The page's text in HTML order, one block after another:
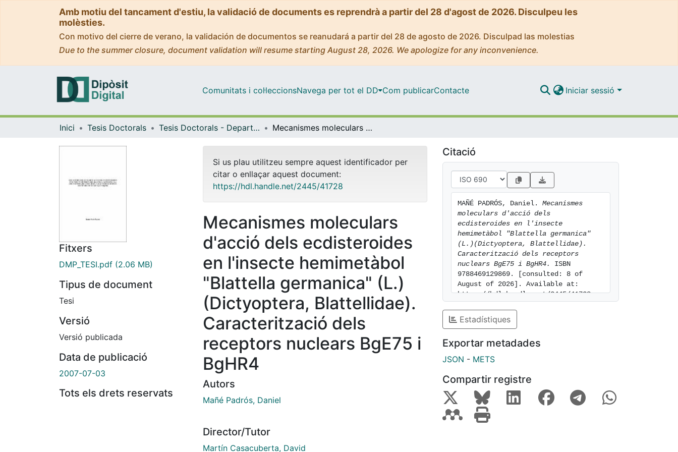
Amb motiu del tancament d'estiu, la validació de documents es reprendrà a partir del 28 d'agost de 2026. Disculpeu les
molèsties.
Con motivo del cierre de verano, la validación de documentos se reanudará a partir del 28 de agosto de 2026. Disculpad las molestias
Due to the summer closure, document validation will resume starting August 28, 2026. We apologize for any inconvenience.
Comunitats i col·leccionsNavega per tot el DD Com publicarContacte Iniciar sessió
Inici Tesis Doctorals Tesis Doctorals - Departament - Fisiologia (Biologia) Mecanismes moleculars d'acció dels ecdisteroides en l'insecte hemimetàbol "Blattella germanica" (L.)(Dictyoptera, Blattellidae). Caracterització dels receptors nuclears BgE75 i BgHR4
Fitxers
DMP_TESI.pdf (2.06 MB)
Tipus de document
Tesi
Versió
Versió publicada
Data de publicació
2007-07-03
Tots els drets reservats
Si us plau utilitzeu sempre aquest identificador per
citar o enllaçar aquest document:
https://hdl.handle.net/2445/41728
Mecanismes moleculars
d'acció dels ecdisteroides
en l'insecte hemimetàbol
"Blattella germanica" (L.)
(Dictyoptera, Blattellidae).
Caracterització dels
receptors nuclears BgE75 i
BgHR4
Autors
Mañé Padrós, Daniel
Director/Tutor
Martín Casacuberta, David
Citació
MAÑÉ PADRÓS, Daniel. Mecanismes
moleculars d'acció dels
ecdisteroides en l'insecte
hemimetàbol "Blattella germanica"
(L.)(Dictyoptera, Blattellidae).
Caracterització dels receptors
nuclears BgE75 i BgHR4.
ISBN
9788469129869. [consulted: 8 of
August of 2026]. Available at:
https://hdl.handle.net/2445/41728
Estadístiques
Exportar metadades
JSON - METS
Compartir registre